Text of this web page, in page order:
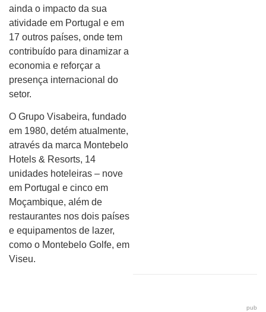
ainda o impacto da sua
atividade em Portugal e em
17 outros países, onde tem
contribuído para dinamizar a
economia e reforçar a
presença internacional do
setor.
O Grupo Visabeira, fundado
em 1980, detém atualmente,
através da marca Montebelo
Hotels & Resorts, 14
unidades hoteleiras – nove
em Portugal e cinco em
Moçambique, além de
restaurantes nos dois países
e equipamentos de lazer,
como o Montebelo Golfe, em
Viseu.
pub